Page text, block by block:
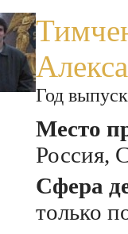
Год
Место
Россия,
Сфера
только